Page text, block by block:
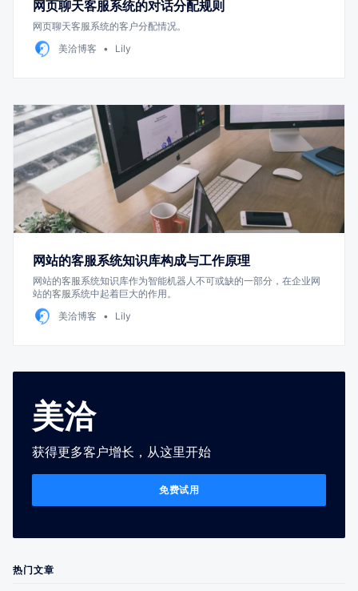
网页聊天客服系统的对话分配规则
网页聊天客服系统的客户分配情况。
美洽博客
Lily
网站的客服系统知识库构成与工作原理
网站的客服系统知识库作为智能机器人不可或缺的一部分，在企业网
站的客服系统中起着巨大的作用。
美洽博客
Lily
美洽
获得更多客户增长，从这里开始
免费试用
热门文章